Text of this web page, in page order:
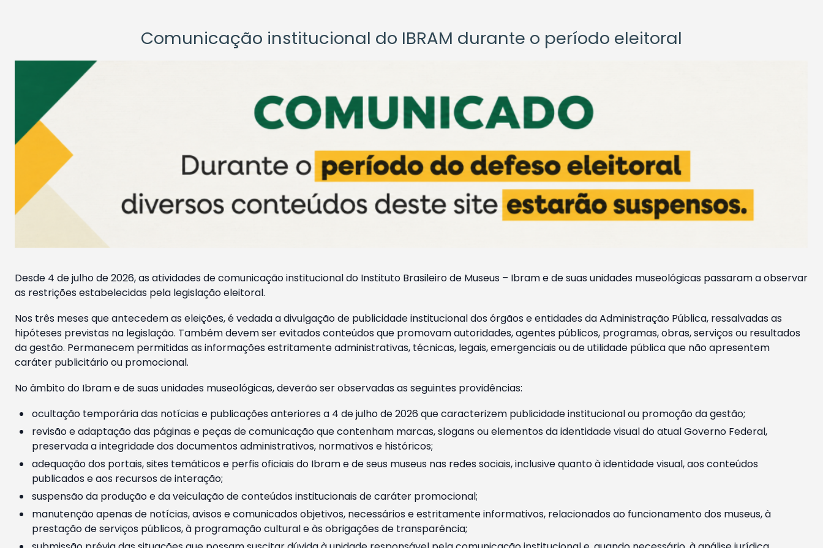
Comunicação institucional do IBRAM durante o período eleitoral
Desde 4 de julho de 2026, as atividades de comunicação institucional do Instituto Brasileiro de Museus – Ibram e de suas unidades museológicas passaram a observar
as restrições estabelecidas pela legislação eleitoral.
Nos três meses que antecedem as eleições, é vedada a divulgação de publicidade institucional dos órgãos e entidades da Administração Pública, ressalvadas as
hipóteses previstas na legislação. Também devem ser evitados conteúdos que promovam autoridades, agentes públicos, programas, obras, serviços ou resultados
da gestão. Permanecem permitidas as informações estritamente administrativas, técnicas, legais, emergenciais ou de utilidade pública que não apresentem
caráter publicitário ou promocional.
No âmbito do Ibram e de suas unidades museológicas, deverão ser observadas as seguintes providências:
ocultação temporária das notícias e publicações anteriores a 4 de julho de 2026 que caracterizem publicidade institucional ou promoção da gestão;
revisão e adaptação das páginas e peças de comunicação que contenham marcas, slogans ou elementos da identidade visual do atual Governo Federal,
preservada a integridade dos documentos administrativos, normativos e históricos;
adequação dos portais, sites temáticos e perfis oficiais do Ibram e de seus museus nas redes sociais, inclusive quanto à identidade visual, aos conteúdos
publicados e aos recursos de interação;
suspensão da produção e da veiculação de conteúdos institucionais de caráter promocional;
manutenção apenas de notícias, avisos e comunicados objetivos, necessários e estritamente informativos, relacionados ao funcionamento dos museus, à
prestação de serviços públicos, à programação cultural e às obrigações de transparência;